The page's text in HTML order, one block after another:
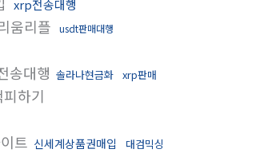
xrp전송대행
움리플 usdt판매대행
송대행 솔라나현금화 xrp판매
하기
트 신세계상품권매입 대검믹싱